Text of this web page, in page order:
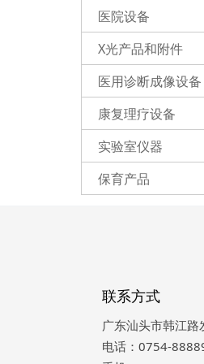
医院设备
X光产品和附件
医用诊断成像设备
康复理疗设备
实验室仪器
保育产品
联系方式
广东汕头市韩江路
电话：0754-